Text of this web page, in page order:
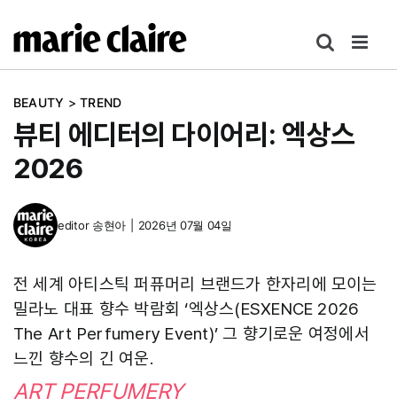
텐
BEAUTY > TREND
뷰티 에디터의 다이어리: 엑상스
2026
editor 송현아 2026년 07월 04일
전 세계 아티스틱 퍼퓨머리 브랜드가 한자리에 모이는
밀라노 대표 향수 박람회 ‘엑상스(ESXENCE 2026
The Art Perfumery Event)’ 그 향기로운 여정에서
느낀 향수의 긴 여운.
ART PERFUMERY